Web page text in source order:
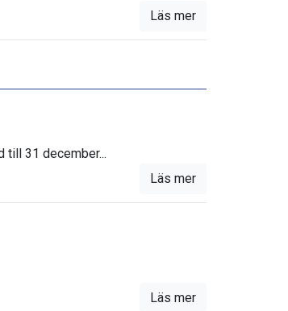
Läs mer
till 31 december...
Läs mer
Läs mer